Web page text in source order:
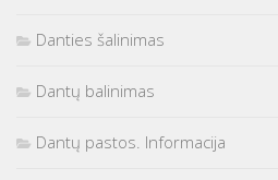
Danties šalinimas
Dantų balinimas
Dantų pastos. Informacija